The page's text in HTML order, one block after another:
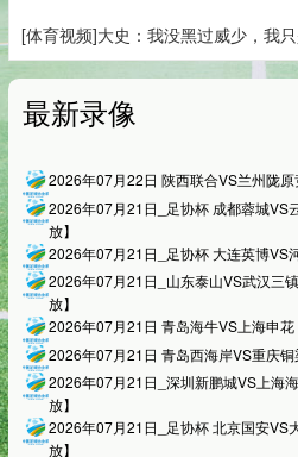
[体育视频]大史：我没黑过威少，我
最新录像
2026年07月22日 陕西联合VS兰州陇原
2026年07月21日_足协杯 成都蓉城VS
放】
2026年07月21日_足协杯 大连英博VS
2026年07月21日_山东泰山VS武汉三
放】
2026年07月21日 青岛海牛VS上海申花
2026年07月21日 青岛西海岸VS重庆铜
2026年07月21日_深圳新鹏城VS上海
放】
2026年07月21日_足协杯 北京国安VS
放】